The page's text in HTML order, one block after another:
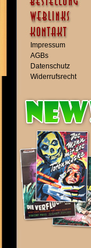
Impressum
AGBs
Datenschutz
Widerrufsrecht